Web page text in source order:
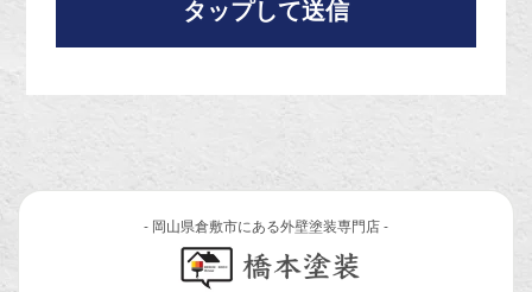
- 岡山県倉敷市にある外壁塗装専門店 -